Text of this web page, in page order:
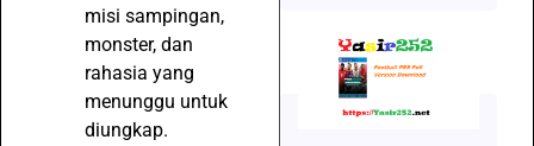
misi sampingan,
monster, dan
rahasia yang
menunggu untuk
diungkap.